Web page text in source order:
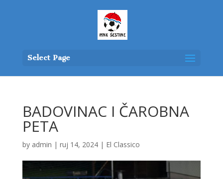
Select Page
BADOVINAC I ČAROBNA
PETA
by admin | ruj 14, 2024| El Classico